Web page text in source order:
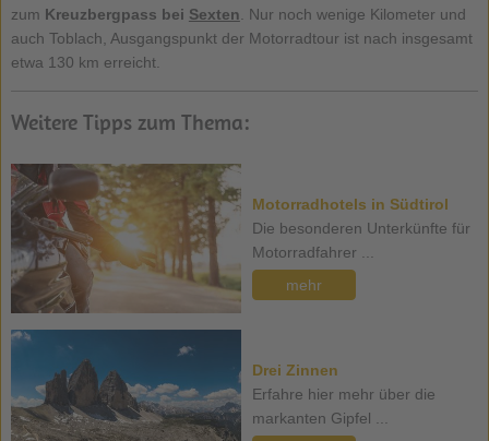
zum Kreuzbergpass bei Sexten . Nur noch wenige Kilometer und
auch Toblach, Ausgangspunkt der Motorradtour ist nach insgesamt
etwa 130 km erreicht.
Weitere Tipps zum Thema:
Motorradhotels in Südtirol
Die besonderen Unterkünfte für
Motorradfahrer ...
mehr
Drei Zinnen
Erfahre hier mehr über die
markanten Gipfel ...